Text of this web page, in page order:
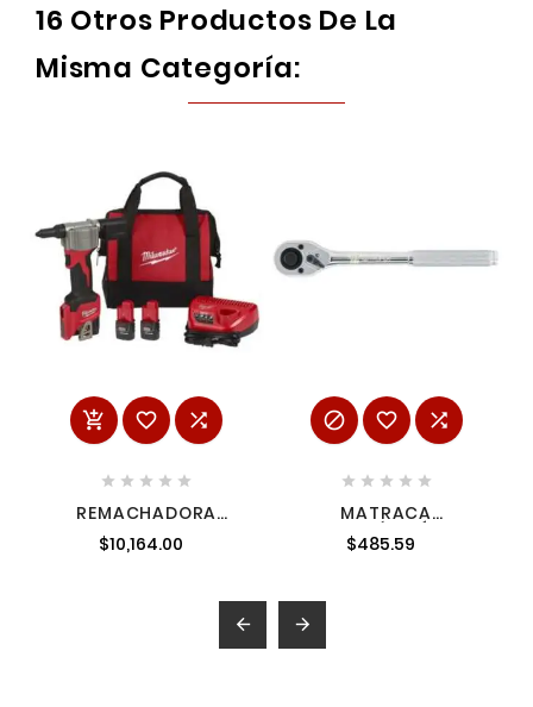
16 Otros Productos De La
Misma Categoría:
  
    
REMACHADORA
INALAMBRICA M12 2
BATERIIAS MILWAUKEE
$10,164.00
  
    
MATRACA
LIBERACIÓN RÁPIDA,
CUADRO 1/2' TRUPER
$485.59
 